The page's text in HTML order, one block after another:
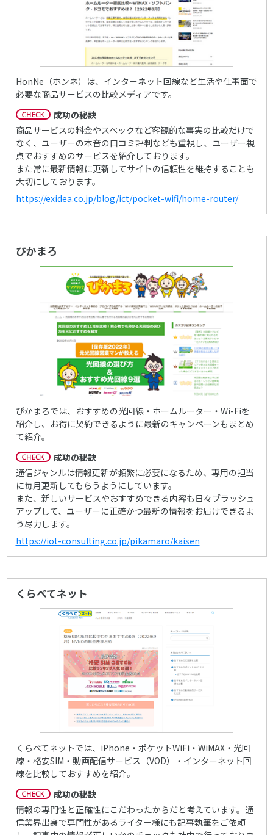
HonNe（ホンネ）は、インターネット回線など生活や仕事面で
必要な商品サービスの比較メディアです。
成功の秘訣
商品サービスの料金やスペックなど客観的な事実の比較だけで
なく、ユーザーの本音の口コミ評判なども重視し、ユーザー視
点でおすすめのサービスを紹介しております。
また常に最新情報に更新してサイトの信頼性を維持することも
大切にしております。
https://exidea.co.jp/blog/ict/pocket-wifi/home-router/
ぴかまろ
ぴかまろでは、おすすめの光回線・ホームルーター・Wi-Fiを
紹介し、お得に契約できるように最新のキャンペーンもまとめ
て紹介。
成功の秘訣
通信ジャンルは情報更新が頻繁に必要になるため、専用の担当
に毎月更新してもらうようにしています。
また、新しいサービスやおすすめできる内容も日々ブラッシュ
アップして、ユーザーに正確かつ最新の情報をお届けできるよ
う尽力します。
https://iot-consulting.co.jp/pikamaro/kaisen
くらべてネット
くらべてネットでは、iPhone・ポケットWiFi・WiMAX・光回
線・格安SIM・動画配信サービス（VOD）・インターネット回
線を比較しておすすめを紹介。
成功の秘訣
情報の専門性と正確性にこだわったからだと考えています。通
信業界出身で専門性があるライター様にも記事執筆をご依頼